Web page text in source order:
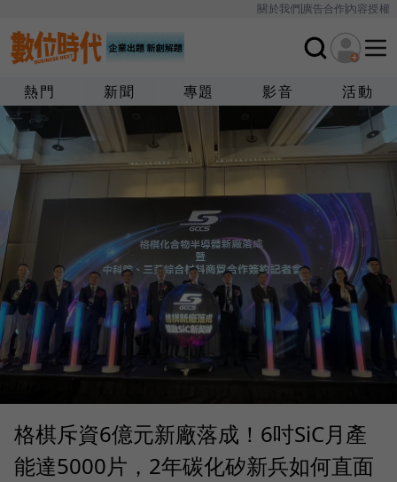
關於我們廣告合作內容授權
熱門 新聞 專題 影音 活動
格棋斥資6億元新廠落成！6吋SiC月產
能達5000片，2年碳化矽新兵如何直面